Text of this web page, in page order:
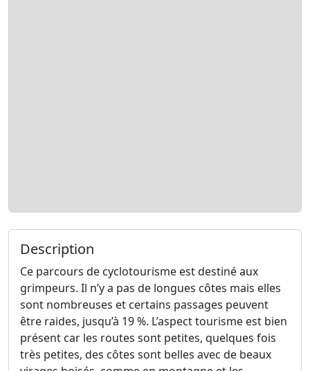
Description
Ce parcours de cyclotourisme est destiné aux
grimpeurs. Il n’y a pas de longues côtes mais elles
sont nombreuses et certains passages peuvent
être raides, jusqu’à 19 %. L’aspect tourisme est bien
présent car les routes sont petites, quelques fois
très petites, des côtes sont belles avec de beaux